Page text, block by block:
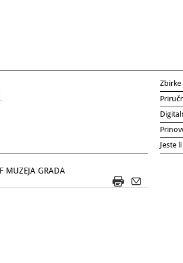
MUZEJA GRADA
Zbirke
Jeste